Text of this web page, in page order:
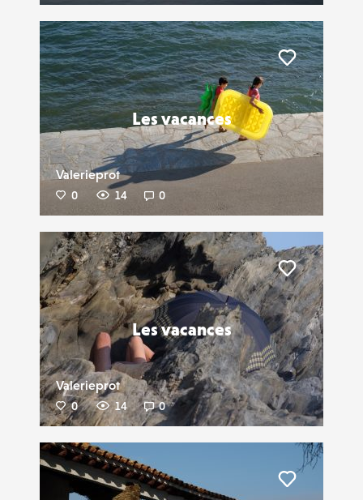
Les vacances
Valerieprot
0 14 0
Liker
Les vacances
Valerieprot
0 14 0
Liker